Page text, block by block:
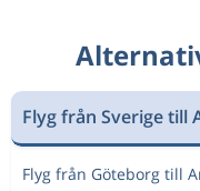
Flyg från Sverige till
Flyg från Göteborg till